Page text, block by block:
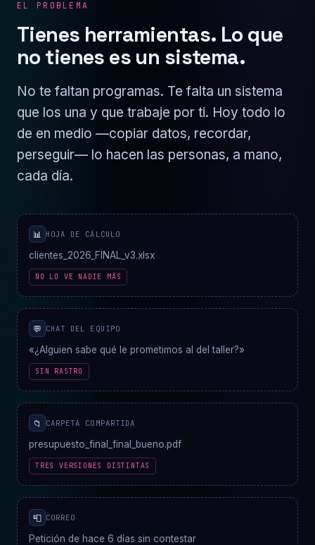
EL PROBLEMA
Tienes herramientas. Lo que
no tienes es un sistema.
No te faltan programas. Te falta un sistema
que los una y que trabaje por ti. Hoy todo lo
de en medio —copiar datos, recordar,
perseguir— lo hacen las personas, a mano,
cada día.
📊 HOJA DE CÁLCULO
clientes_2026_FINAL_v3.xlsx
NO LO VE NADIE MÁS
💬 CHAT DEL EQUIPO
«¿Alguien sabe qué le prometimos al del taller?»
SIN RASTRO
📁 CARPETA COMPARTIDA
presupuesto_final_final_bueno.pdf
TRES VERSIONES DISTINTAS
📮 CORREO
Petición de hace 6 días sin contestar